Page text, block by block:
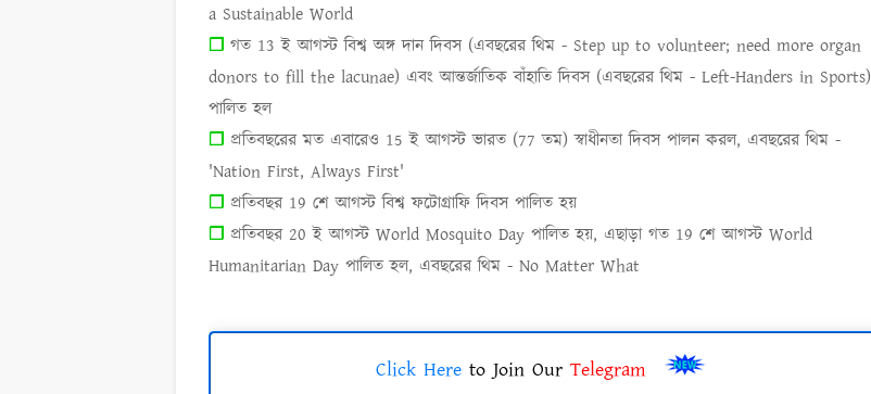
a Sustainable World
❐ গত 13ই আগস্ট বিশ্ব অঙ্গ দান দিবস (এবছরের থিম - Step up to volunteer; need more organ
donors to fill the lacunae) এবং আন্তর্জাতিক বাঁহাতি দিবস (এবছরের থিম - Left-Handers in Sports)
পালিত হল
❐ প্রতিবছরের মত এবারেও 15ই আগস্ট ভারত (77তম) স্বাধীনতা দিবস পালন করল, এবছরের থিম -
'Nation First, Always First'
❐ প্রতিবছর 19 শে আগস্ট বিশ্ব ফটোগ্রাফি দিবস পালিত হয়
❐ প্রতিবছর 20ই আগস্ট World Mosquito Day পালিত হয়, এছাড়া গত 19 শে আগস্ট World
Humanitarian Day পালিত হল, এবছরের থিম - No Matter What
Click Here to Join Our Telegram